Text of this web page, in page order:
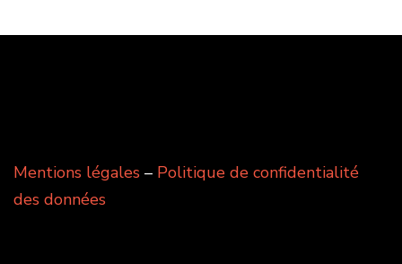
Mentions légales – Politique de confidentialité
des données